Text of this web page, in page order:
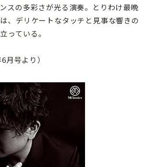
スの多彩さが光る演奏。とりわけ最晩
、デリケートなタッチと見事な響きの
っている。
月号より）